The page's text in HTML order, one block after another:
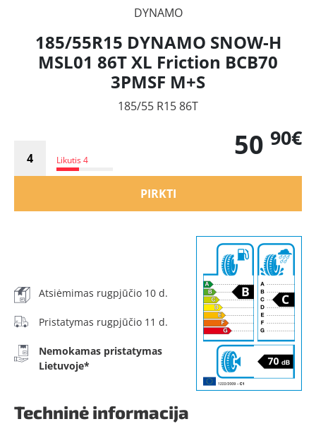
DYNAMO
185/55R15 DYNAMO SNOW-H
MSL01 86T XL Friction BCB70
3PMSF M+S
185/55 R15 86T
Likutis 4 50 90€
PIRKTI
Atsiėmimas rugpjūčio 10 d.
Pristatymas rugpjūčio 11 d.
Nemokamas pristatymas
Lietuvoje*
Techninė informacija